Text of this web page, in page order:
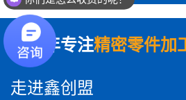
数十年专注精密零件加
走进鑫创盟
现在有优惠活动么？